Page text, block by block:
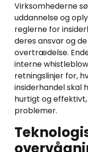
Virksomhederne
uddannelse og
reglerne for
deres ansvar og
overtrædelse.
interne
retningslinjer for,
insiderhandel skal
hurtigt og
problemer.